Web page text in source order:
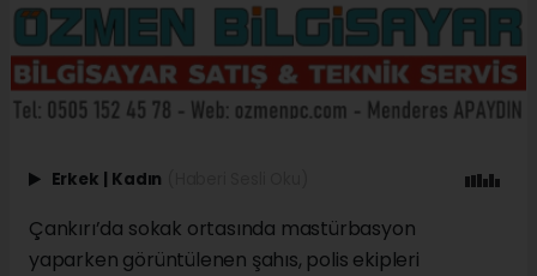
Erkek | Kadın
Çankırı’da sokak ortasında mastürbasyon
yaparken görüntülenen şahıs, polis ekipleri